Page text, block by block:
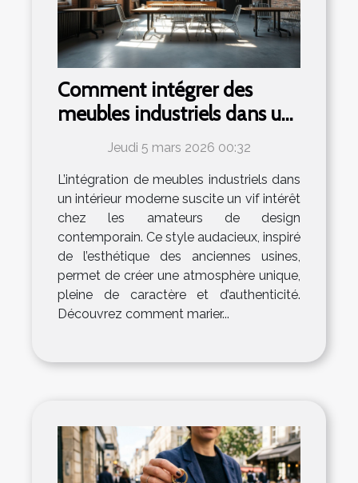
Comment intégrer des
meubles industriels dans un
intérieur moderne ?
Jeudi 5 mars 2026 00:32
L’intégration de meubles industriels dans
un intérieur moderne suscite un vif intérêt
chez les amateurs de design
contemporain. Ce style audacieux, inspiré
de l’esthétique des anciennes usines,
permet de créer une atmosphère unique,
pleine de caractère et d’authenticité.
Découvrez comment marier...